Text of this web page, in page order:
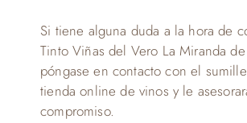
Si tiene alguna duda a la hora de
Tinto Viñas del Vero La Miranda
póngase en contacto con el
tienda online de vinos y le
compromiso.